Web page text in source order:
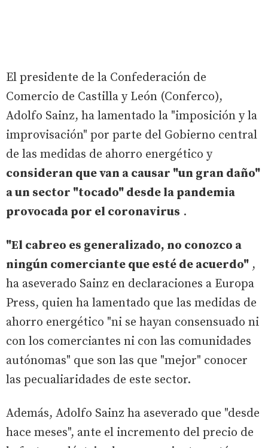
El presidente de la Confederación de
Comercio de Castilla y León (Conferco),
Adolfo Sainz, ha lamentado la "imposición y la
improvisación" por parte del Gobierno central
de las medidas de ahorro energético y
consideran que van a causar "un gran daño"
a un sector "tocado" desde la pandemia
provocada por el coronavirus .
"El cabreo es generalizado, no conozco a
ningún comerciante que esté de acuerdo" ,
ha aseverado Sainz en declaraciones a Europa
Press, quien ha lamentado que las medidas de
ahorro energético "ni se hayan consensuado ni
con los comerciantes ni con las comunidades
autónomas" que son las que "mejor" conocer
las pecualiaridades de este sector.
Además, Adolfo Sainz ha aseverado que "desde
hace meses", ante el incremento del precio de